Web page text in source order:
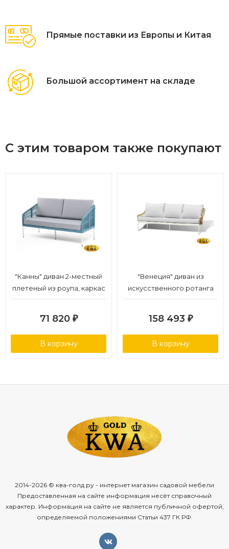
Прямые поставки из Европы и Китая
Большой ассортимент на складе
С этим товаром также покупают
"Канны" диван 2-местный
плетеный из роупа, каркас
бирюзовый круглый, ткань
светло-серая
71 820 ₽
В корзину
"Венеция" диван из
искусственного ротанга
158 493 ₽
В корзину
2014-2026 © ква-голд.ру - интернет магазин садовой мебели
Предоставленная на сайте информация несёт справочный
характер. Информация на сайте не является публичной офертой,
определяемой положениями Статьи 437 ГК РФ.